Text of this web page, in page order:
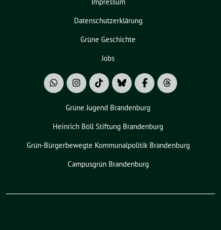
Impressum
Datenschutzerklärung
Grüne Geschichte
Jobs
Grüne Jugend Brandenburg
Heinrich Böll Stiftung Brandenburg
Grün-Bürgerbewegte Kommunalpolitik Brandenburg
Campusgrün Brandenburg